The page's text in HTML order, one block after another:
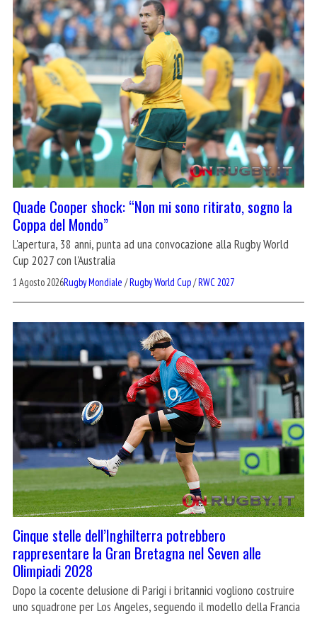
Quade Cooper shock: “Non mi sono ritirato, sogno la
Coppa del Mondo”
L'apertura, 38 anni, punta ad una convocazione alla Rugby World
Cup 2027 con l'Australia
1 Agosto 2026Rugby Mondiale /Rugby World Cup/RWC 2027
Cinque stelle dell’Inghilterra potrebbero
rappresentare la Gran Bretagna nel Seven alle
Olimpiadi 2028
Dopo la cocente delusione di Parigi i britannici vogliono costruire
uno squadrone per Los Angeles, seguendo il modello della Francia